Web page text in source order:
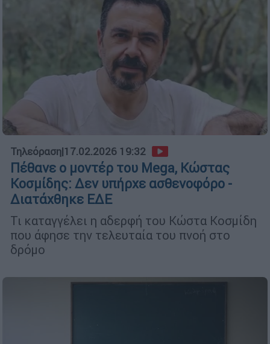
Τηλεόραση|17.02.2026 19:32
Πέθανε ο μοντέρ του Mega, Κώστας
Κοσμίδης: Δεν υπήρχε ασθενοφόρο -
Διατάχθηκε ΕΔΕ
Τι καταγγέλει η αδερφή του Κώστα Κοσμίδη
που άφησε την τελευταία του πνοή στο
δρόμο